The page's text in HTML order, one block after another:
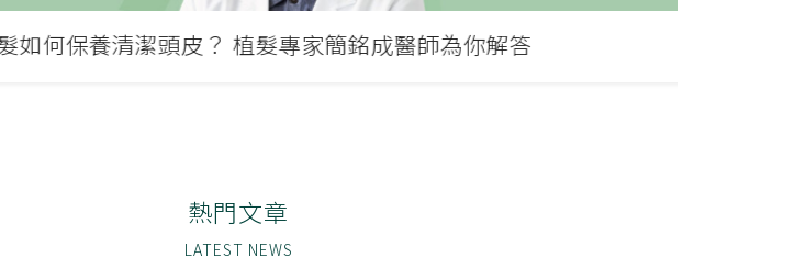
如何保養清潔頭皮？ 植髮專家簡銘成醫師為你解答
熱門文章